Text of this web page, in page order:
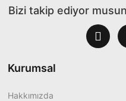
Bizi takip ediyor
Kurumsal
Hakkımızda